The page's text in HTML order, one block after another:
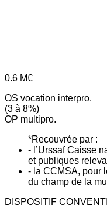
0.6 M€
OS vocation interpro.
(3 à 8%)
OP multipro.
*Recouvrée par :
- l’Urssaf Caisse
et publiques
- la CCMSA, pour
du champ de la
DISPOSITIF